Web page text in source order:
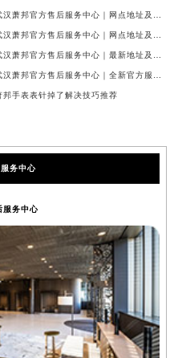
邦手表表针掉了解决技巧推荐
务中心
服务中心